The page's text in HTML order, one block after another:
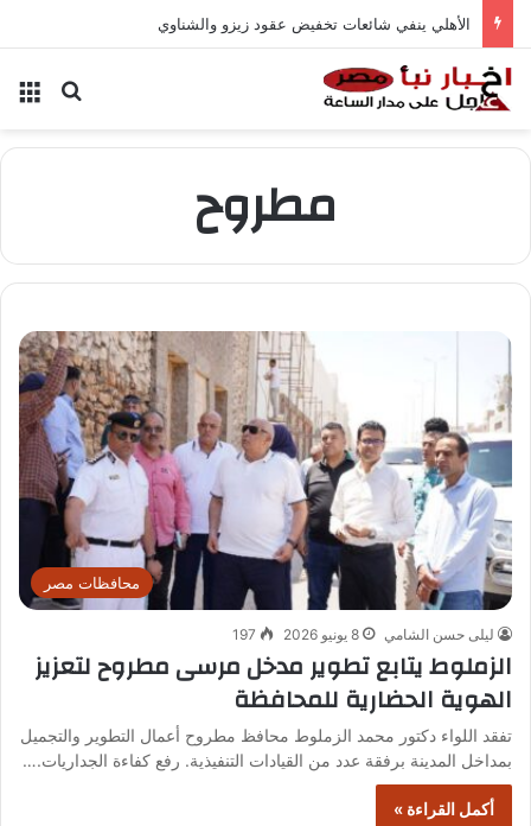
الأهلي ينفي شائعات تخفيض عقود زيزو والشناوي
بحث
مطروح
محافظات مصر
ليلى حسن الشامي 8 يونيو 2026 197
الزملوط يتابع تطوير مدخل مرسى مطروح لتعزيز
الهوية الحضارية للمحافظة
تفقد اللواء دكتور محمد الزملوط محافظ مطروح أعمال التطوير والتجميل
بمداخل المدينة برفقة عدد من القيادات التنفيذية. رفع كفاءة الجداريات.…
أكمل القراءة »